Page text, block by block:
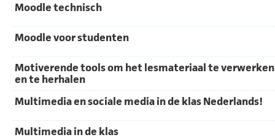
Moodle technisch
Moodle voor studenten
Motiverende tools om het lesmateriaal te verwerken
en te herhalen
Multimedia en sociale media in de klas Nederlands!
Multimedia in de klas